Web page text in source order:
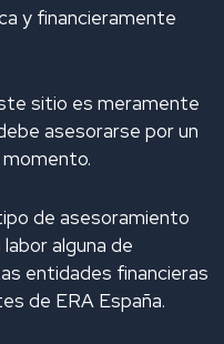
u i
y financieramente
sitio es meramente
asesorarse por un
de asesoramiento
alguna de
entidades financieras
de ERA España.